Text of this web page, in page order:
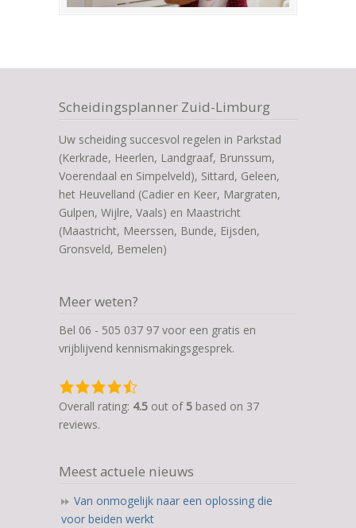
Scheidingsplanner Zuid-Limburg
Uw scheiding succesvol regelen in Parkstad
(Kerkrade, Heerlen, Landgraaf, Brunssum,
Voerendaal en Simpelveld), Sittard, Geleen,
het Heuvelland (Cadier en Keer, Margraten,
Gulpen, Wijlre, Vaals) en Maastricht
(Maastricht, Meerssen, Bunde, Eijsden,
Gronsveld, Bemelen)
Meer weten?
Bel 06 - 505 037 97 voor een gratis en
vrijblijvend kennismakingsgesprek.
4,5
rating
based
ratings
Overall rating: 4.5 out of 5 based on 37
reviews.
Meest actuele nieuws
Van onmogelijk naar een oplossing die
voor beiden werkt